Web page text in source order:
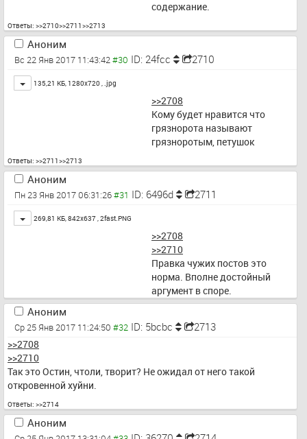
содержание.
Ответы: >>2710>>2711>>2713
Аноним
Вс 22 Янв 2017 11:43:42 ID: 24fcc 2710
Toggle
135,21 КБ, 1280x720 , .jpg
>>2708
Кому будет нравится что
грязнорота называют
грязноротым, петушок
Ответы: >>2711>>2713
Аноним
Пн 23 Янв 2017 06:31:26 ID: 6496d 2711
Toggle
269,81 КБ, 842x637 ,2fast.PNG
>>2708
>>2710
Правка чужих постов это
норма. Вполне достойный
аргумент в споре.
Аноним
Ср 25 Янв 2017 11:24:50 ID: 5bcbc 2713
>>2708
>>2710
Так это Остин, чтоли, творит? Не ожидал от него такой
откровенной хуйни.
Ответы: >>2714
Аноним